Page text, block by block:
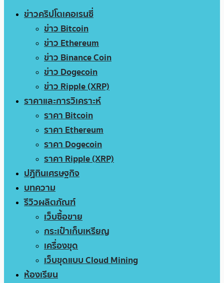
ข่าวคริปโตเคอเรนซี่
ข่าว Bitcoin
ข่าว Ethereum
ข่าว Binance Coin
ข่าว Dogecoin
ข่าว Ripple (XRP)
ราคาและการวิเคราะห์
ราคา Bitcoin
ราคา Ethereum
ราคา Dogecoin
ราคา Ripple (XRP)
ปฏิทินเศรษฐกิจ
บทความ
รีวิวผลิตภัณฑ์
เว็บซื้อขาย
กระเป๋าเก็บเหรียญ
เครื่องขุด
เว็บขุดแบบ Cloud Mining
ห้องเรียน